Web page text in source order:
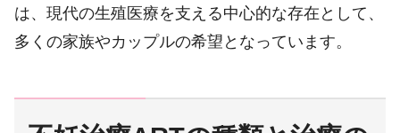
は、現代の生殖医療を支える中心的な存在として、
多くの家族やカップルの希望となっています。